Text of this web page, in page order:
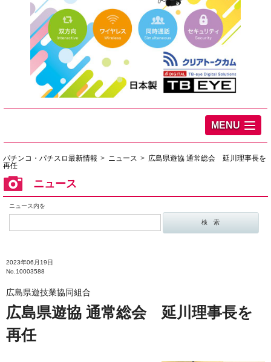
MENU
パチンコ・パチスロ最新情報 ニュース
広島県遊協 通常総会 延川理事長を
再任
ニュース
ニュース内を
2023年06月19日
No.10003588
広島県遊技業協同組合
広島県遊協 通常総会 延川理事長を
再任